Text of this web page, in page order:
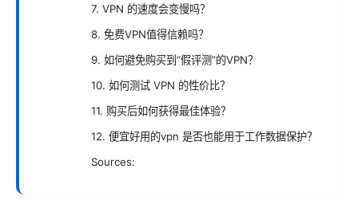
7. VPN 的速度会变慢吗？
8. 免费VPN值得信赖吗？
9. 如何避免购买到“假评测”的VPN？
10. 如何测试 VPN 的性价比？
11. 购买后如何获得最佳体验？
12. 便宜好用的vpn 是否也能用于工作数据保护？
Sources: